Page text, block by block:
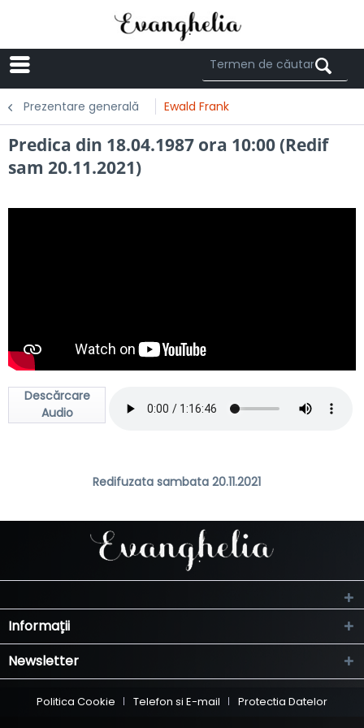
Prezentare generală Ewald Frank
Predica din 18.04.1987 ora 10:00 (Redif
sam 20.11.2021)
Descărcare
Audio
Redifuzata sambata 20.11.2021
Informații
Newsletter
Politica Cookie Telefon si E-mail Protectia Datelor